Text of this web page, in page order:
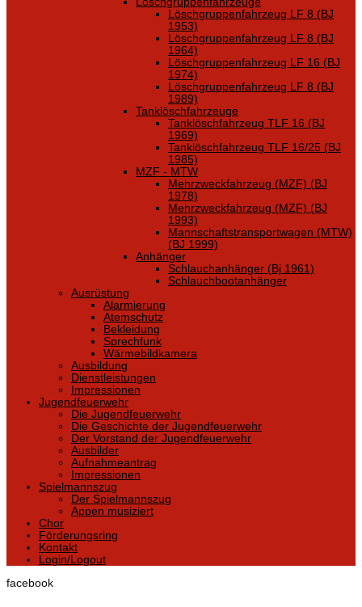
Löschgruppenfahrzeug LF 8 (BJ
1953)
Löschgruppenfahrzeug LF 8 (BJ
1964)
Löschgruppenfahrzeug LF 16 (BJ
1974)
Löschgruppenfahrzeug LF 8 (BJ
1989)
Tanklöschfahrzeuge
Tanklöschfahrzeug TLF 16 (BJ
1969)
Tanklöschfahrzeug TLF 16/25 (BJ
1985)
MZF - MTW
Mehrzweckfahrzeug (MZF) (BJ
1978)
Mehrzweckfahrzeug (MZF) (BJ
1993)
Mannschaftstransportwagen (MTW)
(BJ 1999)
Anhänger
Schlauchanhänger (Bj 1961)
Schlauchbootanhänger
Ausrüstung
Alarmierung
Atemschutz
Bekleidung
Sprechfunk
Wärmebildkamera
Ausbildung
Dienstleistungen
Impressionen
Jugendfeuerwehr
Die Jugendfeuerwehr
Die Geschichte der Jugendfeuerwehr
Der Vorstand der Jugendfeuerwehr
Ausbilder
Aufnahmeantrag
Impressionen
Spielmannszug
Der Spielmannszug
Appen musiziert
Chor
Förderungsring
Kontakt
Login/Logout
facebook